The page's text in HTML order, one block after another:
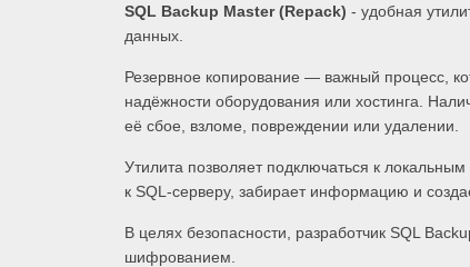
SQL Backup Master (Repack) - удобная
данных.
Резервное копирование — важный процесс,
надёжности оборудования или хостинга.
её сбое, взломе, повреждении или удалении.
Утилита позволяет подключаться к
к SQL-серверу, забирает информацию и
В целях безопасности, разработчик SQL
шифрованием.